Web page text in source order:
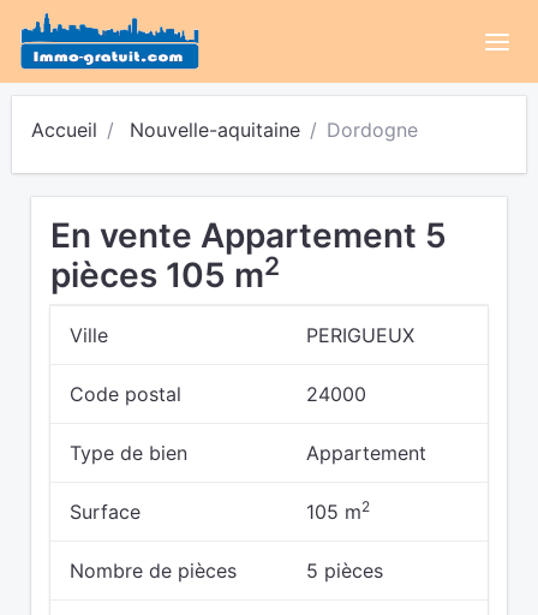
Accueil Nouvelle-aquitaine Dordogne
En vente Appartement 5
pièces 105 m2
Ville PERIGUEUX
Code postal 24000
Type de bien Appartement
Surface 105 m2
Nombre de pièces 5 pièces